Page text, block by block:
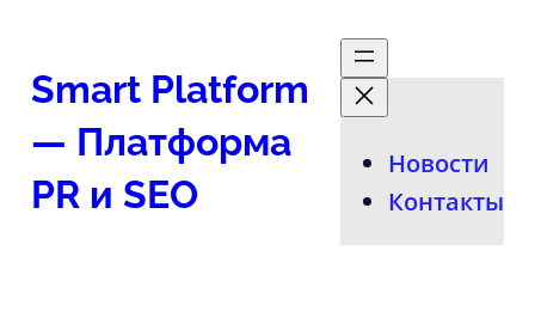
содержимому
Smart Platform
— Платформа
PR и SEO
Новости
Контакты